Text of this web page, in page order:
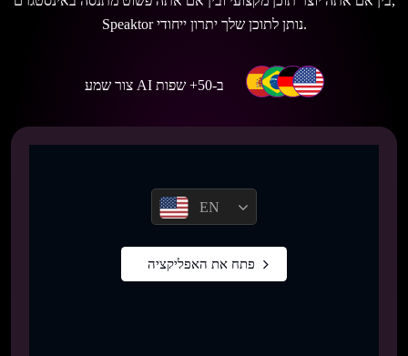
Speaktor נותן לתוכן שלך יתרון ייחודי.
צור שמע AI ב-50+ שפות
EN
פתח את האפליקציה